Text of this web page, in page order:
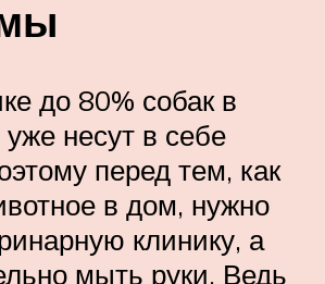
до 80% собак в
несут в себе
перед тем, как
в дом, нужно
клинику, а
мыть руки. Ведь